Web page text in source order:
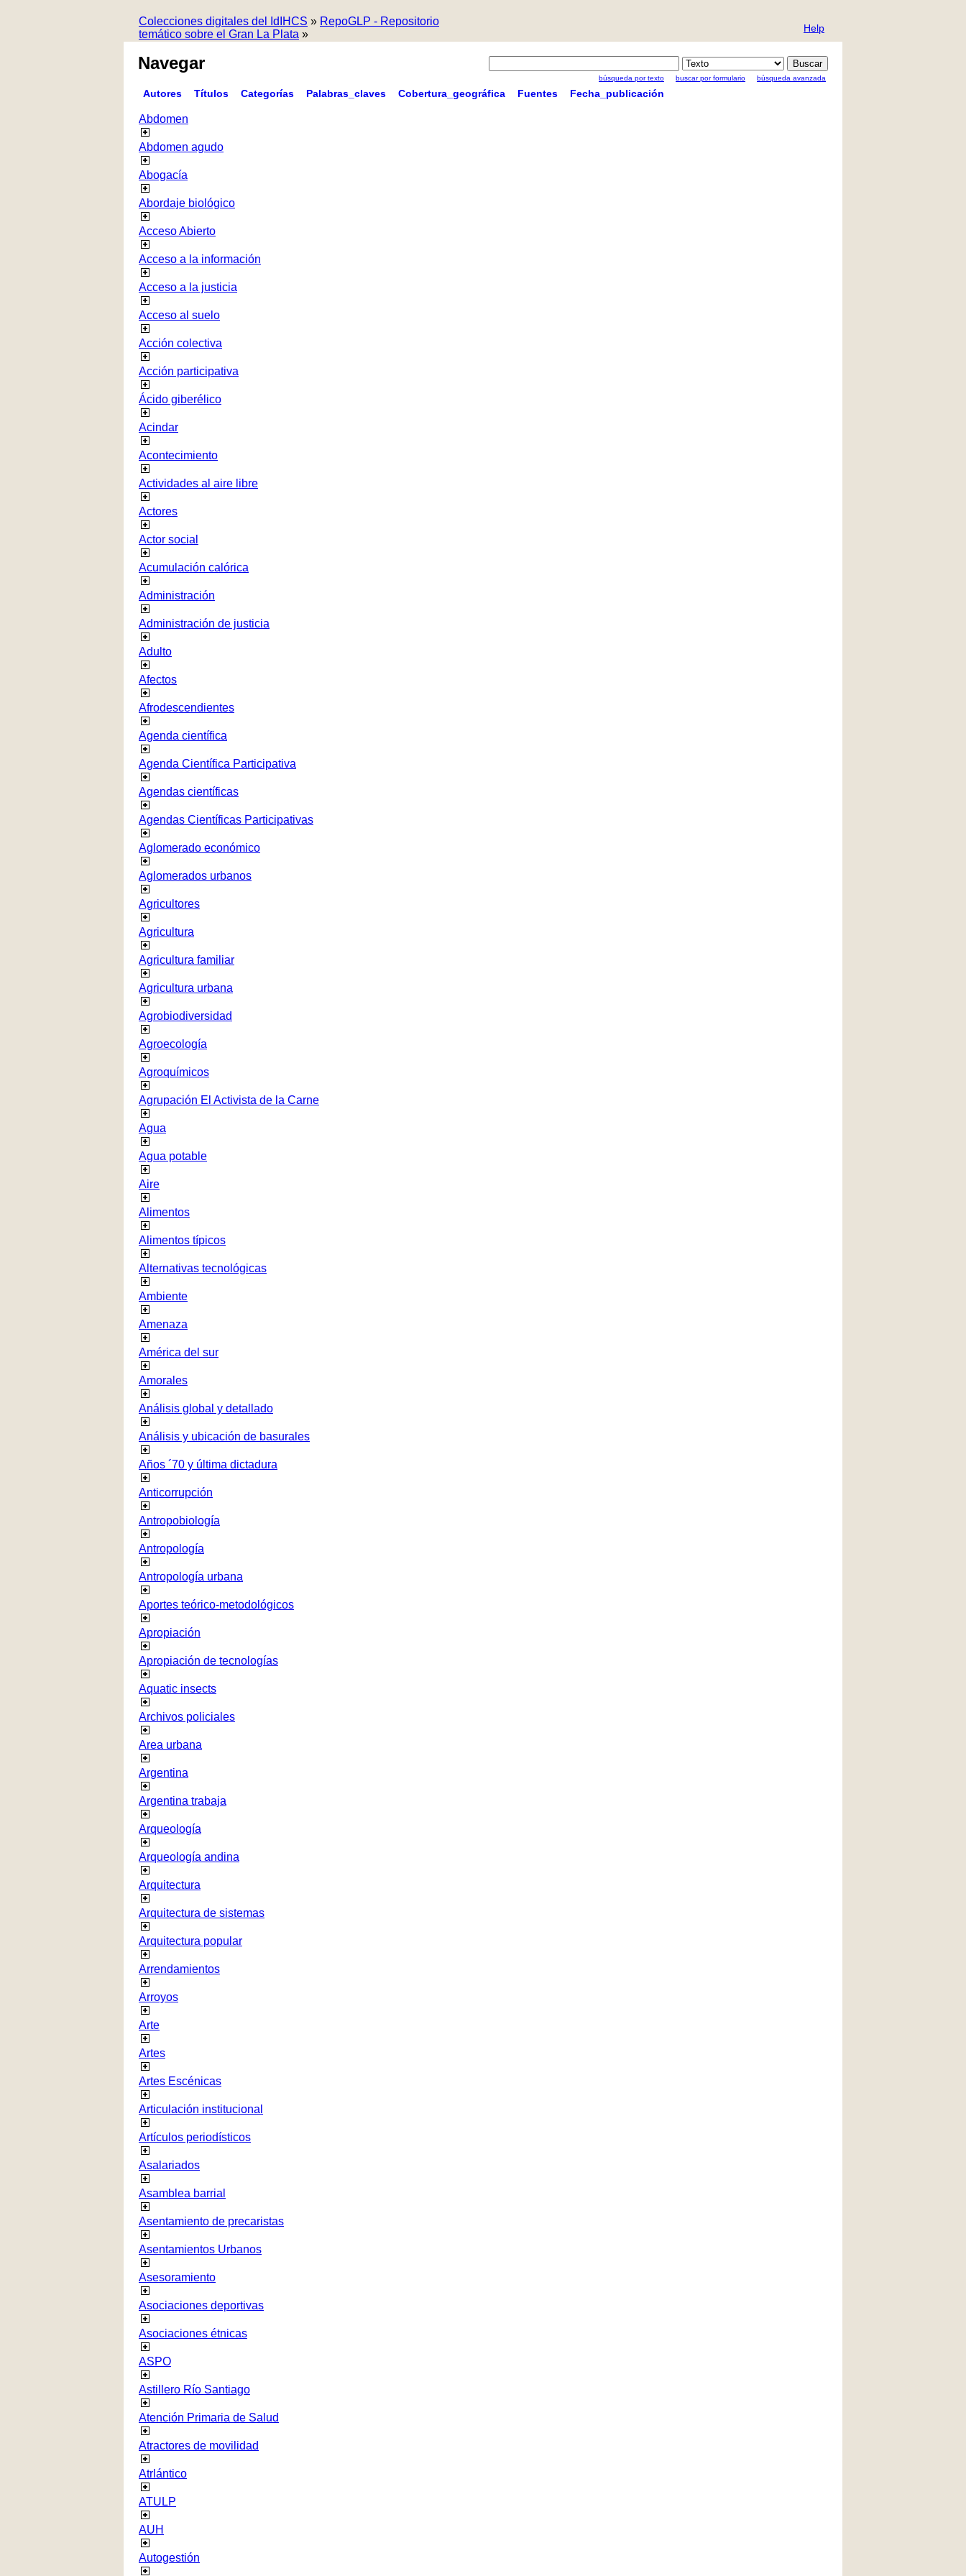
Colecciones digitales del IdIHCS » RepoGLP - Repositorio
temático sobre el Gran La Plata » Help
Navegar
búsqueda por texto buscar por formulario búsqueda avanzada
Autores Títulos Categorías Palabras_claves Cobertura_geográfica Fuentes Fecha_publicación
Abdomen
Abdomen agudo
Abogacía
Abordaje biológico
Acceso Abierto
Acceso a la información
Acceso a la justicia
Acceso al suelo
Acción colectiva
Acción participativa
Ácido giberélico
Acindar
Acontecimiento
Actividades al aire libre
Actores
Actor social
Acumulación calórica
Administración
Administración de justicia
Adulto
Afectos
Afrodescendientes
Agenda científica
Agenda Científica Participativa
Agendas científicas
Agendas Científicas Participativas
Aglomerado económico
Aglomerados urbanos
Agricultores
Agricultura
Agricultura familiar
Agricultura urbana
Agrobiodiversidad
Agroecología
Agroquímicos
Agrupación El Activista de la Carne
Agua
Agua potable
Aire
Alimentos
Alimentos típicos
Alternativas tecnológicas
Ambiente
Amenaza
América del sur
Amorales
Análisis global y detallado
Análisis y ubicación de basurales
Años ´70 y última dictadura
Anticorrupción
Antropobiología
Antropología
Antropología urbana
Aportes teórico-metodológicos
Apropiación
Apropiación de tecnologías
Aquatic insects
Archivos policiales
Area urbana
Argentina
Argentina trabaja
Arqueología
Arqueología andina
Arquitectura
Arquitectura de sistemas
Arquitectura popular
Arrendamientos
Arroyos
Arte
Artes
Artes Escénicas
Articulación institucional
Artículos periodísticos
Asalariados
Asamblea barrial
Asentamiento de precaristas
Asentamientos Urbanos
Asesoramiento
Asociaciones deportivas
Asociaciones étnicas
ASPO
Astillero Río Santiago
Atención Primaria de Salud
Atractores de movilidad
Atrlántico
ATULP
AUH
Autogestión